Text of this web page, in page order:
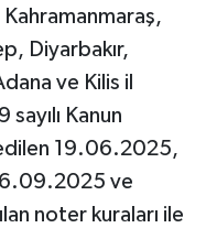
Diyarbakır,
ve Kilis il
Kanun
edilen 19.06.2025,
ve
noter kuraları ile